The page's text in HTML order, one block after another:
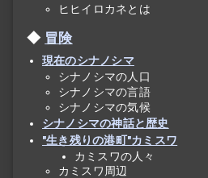
ヒヒイロカネとは
冒険
現在のシナノシマ
シナノシマの人口
シナノシマの言語
シナノシマの気候
シナノシマの神話と歴史
"生き残りの港町"カミスワ
カミスワの人々
カミスワ周辺